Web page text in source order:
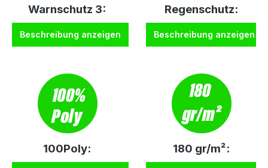
Warnschutz 3:
Beschreibung anzeigen
Regenschutz:
Beschreibung anzeigen
100Poly: 180 gr/m²: